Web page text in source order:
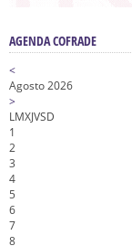
AGENDA COFRADE
<
Agosto 2026
>
LMXJVSD
1
2
3
4
5
6
7
8